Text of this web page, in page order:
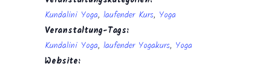
Kundalini Yoga, laufender Kurs, Yoga
Veranstaltung-Tags:
Kundalini Yoga, laufender Yogakurs, Yoga
Website: